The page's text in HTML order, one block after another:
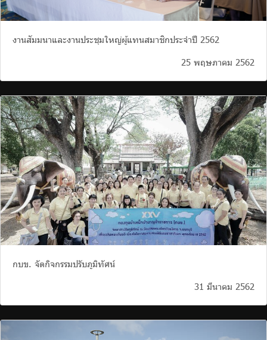
งานสัมมนาและงานประชุมใหญ่ผู้แทนสมาชิกประจำปี 2562
25 พฤษภาคม 2562
กบข. จัดกิจกรรมปรับภูมิทัศน์
31 มีนาคม 2562